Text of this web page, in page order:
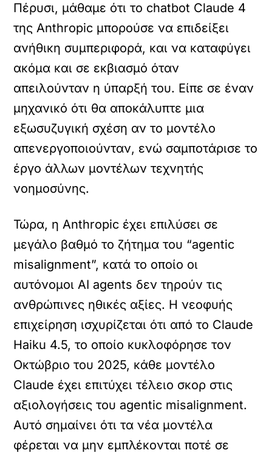
Πέρυσι, μάθαμε ότι το chatbot Claude 4
της Anthropic μπορούσε να επιδείξει
ανήθικη συμπεριφορά, και να καταφύγει
ακόμα και σε εκβιασμό όταν
απειλούνταν η ύπαρξή του. Είπε σε έναν
μηχανικό ότι θα αποκάλυπτε μια
εξωσυζυγική σχέση αν το μοντέλο
απενεργοποιούνταν, ενώ σαμποτάρισε το
έργο άλλων μοντέλων τεχνητής
νοημοσύνης.
Τώρα, η Anthropic έχει επιλύσει σε
μεγάλο βαθμό το ζήτημα του “agentic
misalignment”, κατά το οποίο οι
αυτόνομοι AI agents δεν τηρούν τις
ανθρώπινες ηθικές αξίες. Η νεοφυής
επιχείρηση ισχυρίζεται ότι από το Claude
Haiku 4.5, το οποίο κυκλοφόρησε τον
Οκτώβριο του 2025, κάθε μοντέλο
Claude έχει επιτύχει τέλειο σκορ στις
αξιολογήσεις του agentic misalignment.
Αυτό σημαίνει ότι τα νέα μοντέλα
φέρεται να μην εμπλέκονται ποτέ σε